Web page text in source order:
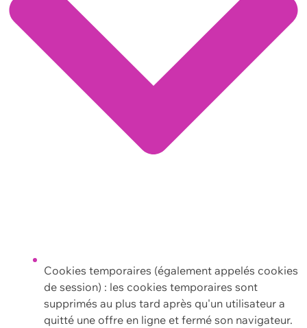
Cookies temporaires (également appelés cookies
de session) : les cookies temporaires sont
supprimés au plus tard après qu'un utilisateur a
quitté une offre en ligne et fermé son navigateur.